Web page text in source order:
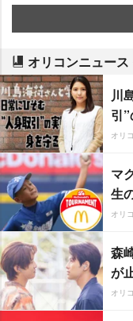
オリコンニュー
川
引
オリ
マ
生
オリ
森
が
オリ